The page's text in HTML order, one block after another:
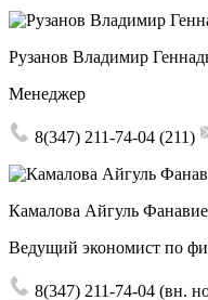
Рузанов Владимир
Менеджер
8(347) 211-74-04 (211)
Камалова Айгуль
Ведущий экономист по
8(347) 211-74-04 (вн.